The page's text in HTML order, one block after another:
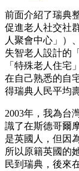
前面介紹了瑞典
促進老人社交社
人聚會中心」）
失智老人設計的
「特殊老人住宅
在自己熟悉的自
得瑞典人民平均
2003年，我為台
識了在斯德哥爾
是英國人，但因
所以原籍英國的
民到瑞典，後來